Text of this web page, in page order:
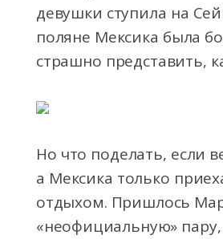
девушки ступила на
поляне Мексика была
страшно представить,
Но что поделать, если
а Мексика только
отдыхом. Пришлось
«неофициальную»